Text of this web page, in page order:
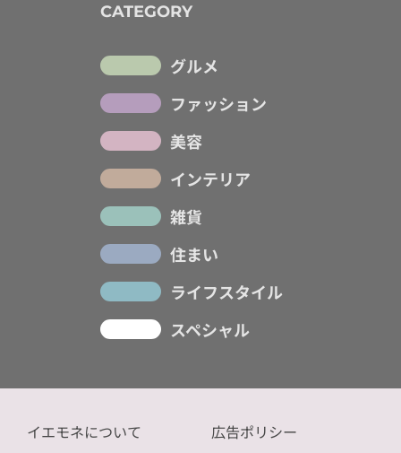
CATEGORY
グルメ
ファッション
美容
インテリア
雑貨
住まい
ライフスタイル
スペシャル
イエモネについて 広告ポリシー